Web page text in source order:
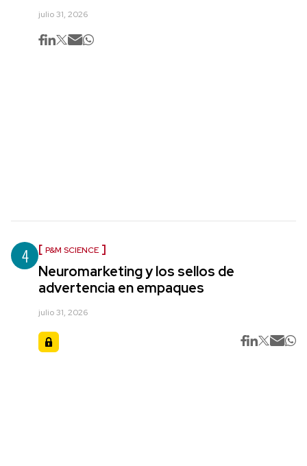
julio 31, 2026
4 P&M SCIENCE
Neuromarketing y los sellos de
advertencia en empaques
julio 31, 2026